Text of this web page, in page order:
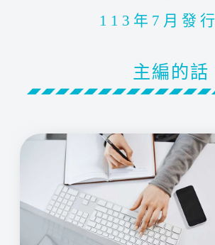
113年7月發行
主編的話